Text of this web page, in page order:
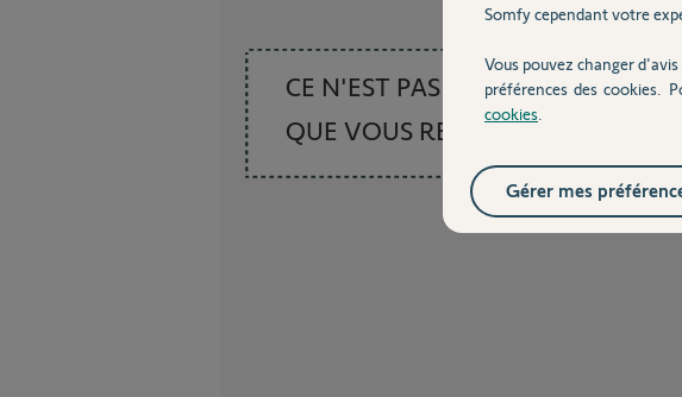
CE N'EST PAS CE
QUE VOUS RECHERCHEZ
Somfy cependant votre
Vous pouvez changer
préférences des cookies.
cookies
Gérer mes